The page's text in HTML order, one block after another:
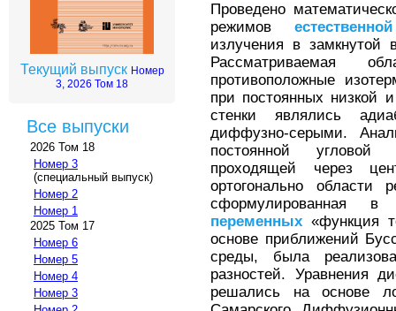
Текущий выпуск Номер
3, 2026 Том 18
Все выпуски
2026 Том 18
Номер 3
(специальный выпуск)
Номер 2
Номер 1
2025 Том 17
Номер 6
Номер 5
Номер 4
Номер 3
Проведено
режимов естественной
излучения в замкнутой
Рассматриваемая
противоположные
при постоянных низкой
стенки являлись
диффузно-серыми.
постоянной угловой
проходящей через
ортогонально области
сформулированная в
переменных «функция
основе приближений
среды, была
разностей. Уравнения
решались на основе